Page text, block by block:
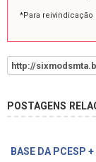
*Para
http://
POSTAGENS
BASE DA PCESP